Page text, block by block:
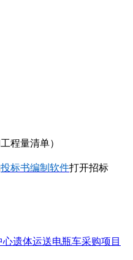
程量清单）
投标书编制软件打开招标
遗体运送电瓶车采购项目